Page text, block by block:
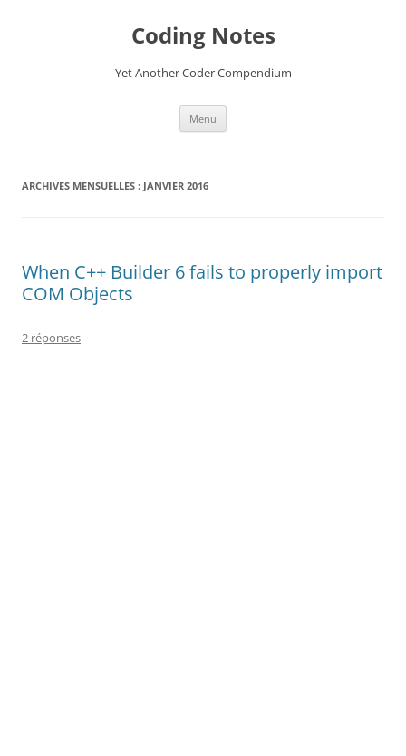
Coding Notes
Yet Another Coder Compendium
Menu
ARCHIVES MENSUELLES : JANVIER 2016
When C++ Builder 6 fails to properly import
COM Objects
2 réponses